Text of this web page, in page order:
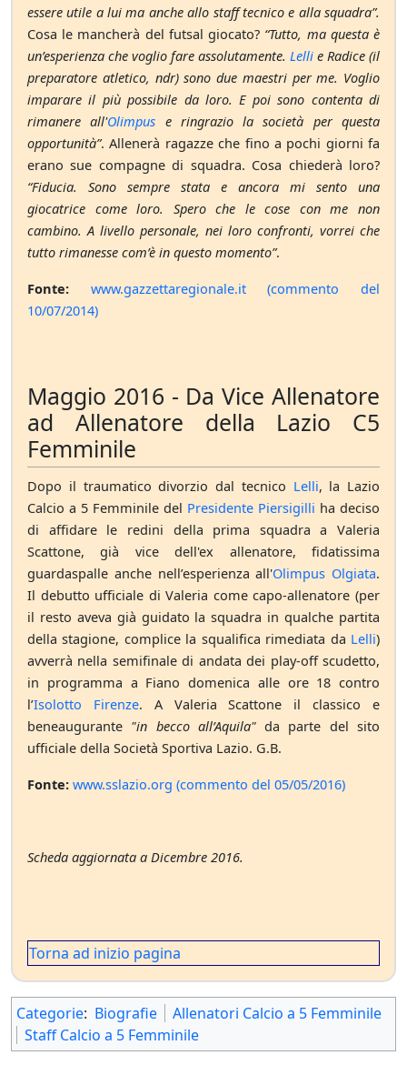
essere utile a lui ma anche allo staff tecnico e alla squadra”.
Cosa le mancherà del futsal giocato? “Tutto, ma questa è
un’esperienza che voglio fare assolutamente. Lelli e Radice (il
preparatore atletico, ndr) sono due maestri per me. Voglio
imparare il più possibile da loro. E poi sono contenta di
rimanere all'Olimpus e ringrazio la società per questa
opportunità”. Allenerà ragazze che fino a pochi giorni fa
erano sue compagne di squadra. Cosa chiederà loro?
“Fiducia. Sono sempre stata e ancora mi sento una
giocatrice come loro. Spero che le cose con me non
cambino. A livello personale, nei loro confronti, vorrei che
tutto rimanesse com’è in questo momento”.
Fonte:
www.gazzettaregionale.it (commento del
10/07/2014)
Maggio 2016 - Da Vice Allenatore
ad Allenatore della Lazio C5
Femminile
Dopo il traumatico divorzio dal tecnico Lelli, la Lazio
Calcio a 5 Femminile del Presidente Piersigilli ha deciso
di affidare le redini della prima squadra a Valeria
Scattone, già vice dell'ex allenatore, fidatissima
guardaspalle anche nell’esperienza all'Olimpus Olgiata.
Il debutto ufficiale di Valeria come capo-allenatore (per
il resto aveva già guidato la squadra in qualche partita
della stagione, complice la squalifica rimediata da Lelli)
avverrà nella semifinale di andata dei play-off scudetto,
in programma a Fiano domenica alle ore 18 contro
l’Isolotto Firenze. A Valeria Scattone il classico e
beneaugurante "in becco all’Aquila"da parte del sito
ufficiale della Società Sportiva Lazio. G.B.
Fonte: www.sslazio.org (commento del 05/05/2016)
Scheda aggiornata a Dicembre 2016.
Torna ad inizio pagina
Categorie: Biografie
Allenatori Calcio a 5 Femminile
Staff Calcio a 5 Femminile